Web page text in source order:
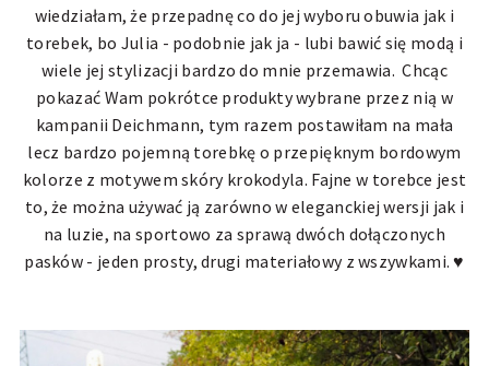
wiedziałam, że przepadnę co do jej wyboru obuwia jak i
torebek, bo Julia - podobnie jak ja - lubi bawić się modą i
wiele jej stylizacji bardzo do mnie przemawia. Chcąc
pokazać Wam pokrótce produkty wybrane przez nią w
kampanii Deichmann, tym razem postawiłam na mała
lecz bardzo pojemną torebkę o przepięknym bordowym
kolorze z motywem skóry krokodyla. Fajne w torebce jest
to, że można używać ją zarówno w eleganckiej wersji jak i
na luzie, na sportowo za sprawą dwóch dołączonych
pasków - jeden prosty, drugi materiałowy z wszywkami. ♥